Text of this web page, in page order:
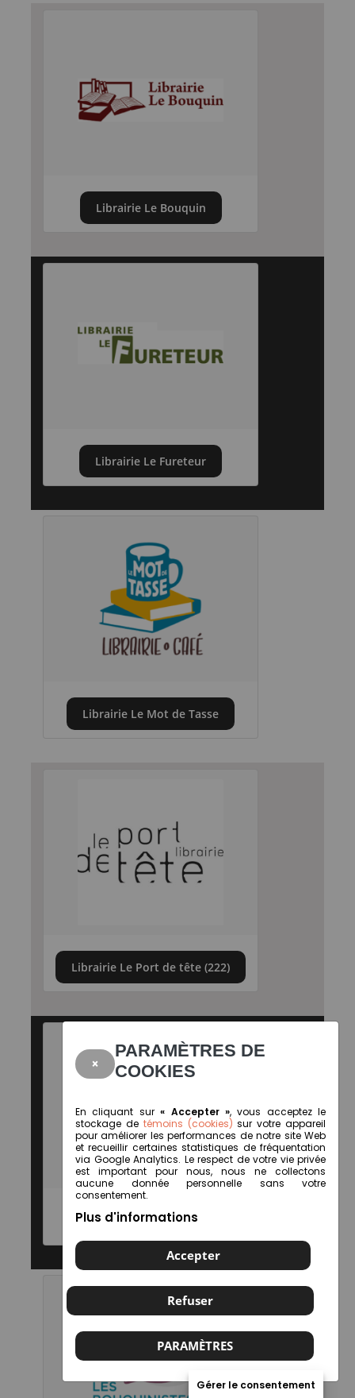
Librairie Le Bouquin
Librairie Le Fureteur
Librairie Le Mot de Tasse
Librairie Le Port de tête (222)
Librairie Le Renard perché
×
PARAMÈTRES DE
COOKIES
En cliquant sur« Accepter », vous acceptez le
stockage de témoins (cookies) sur votre appareil
pour améliorer les performances de notre site Web
et recueillir certaines statistiques de fréquentation
via Google Analytics. Le respect de votre vie privée
est important pour nous, nous ne collectons
aucune donnée personnelle sans votre
consentement.
Plus d'informations
Accepter
Refuser
PARAMÈTRES
Gérer le consentement